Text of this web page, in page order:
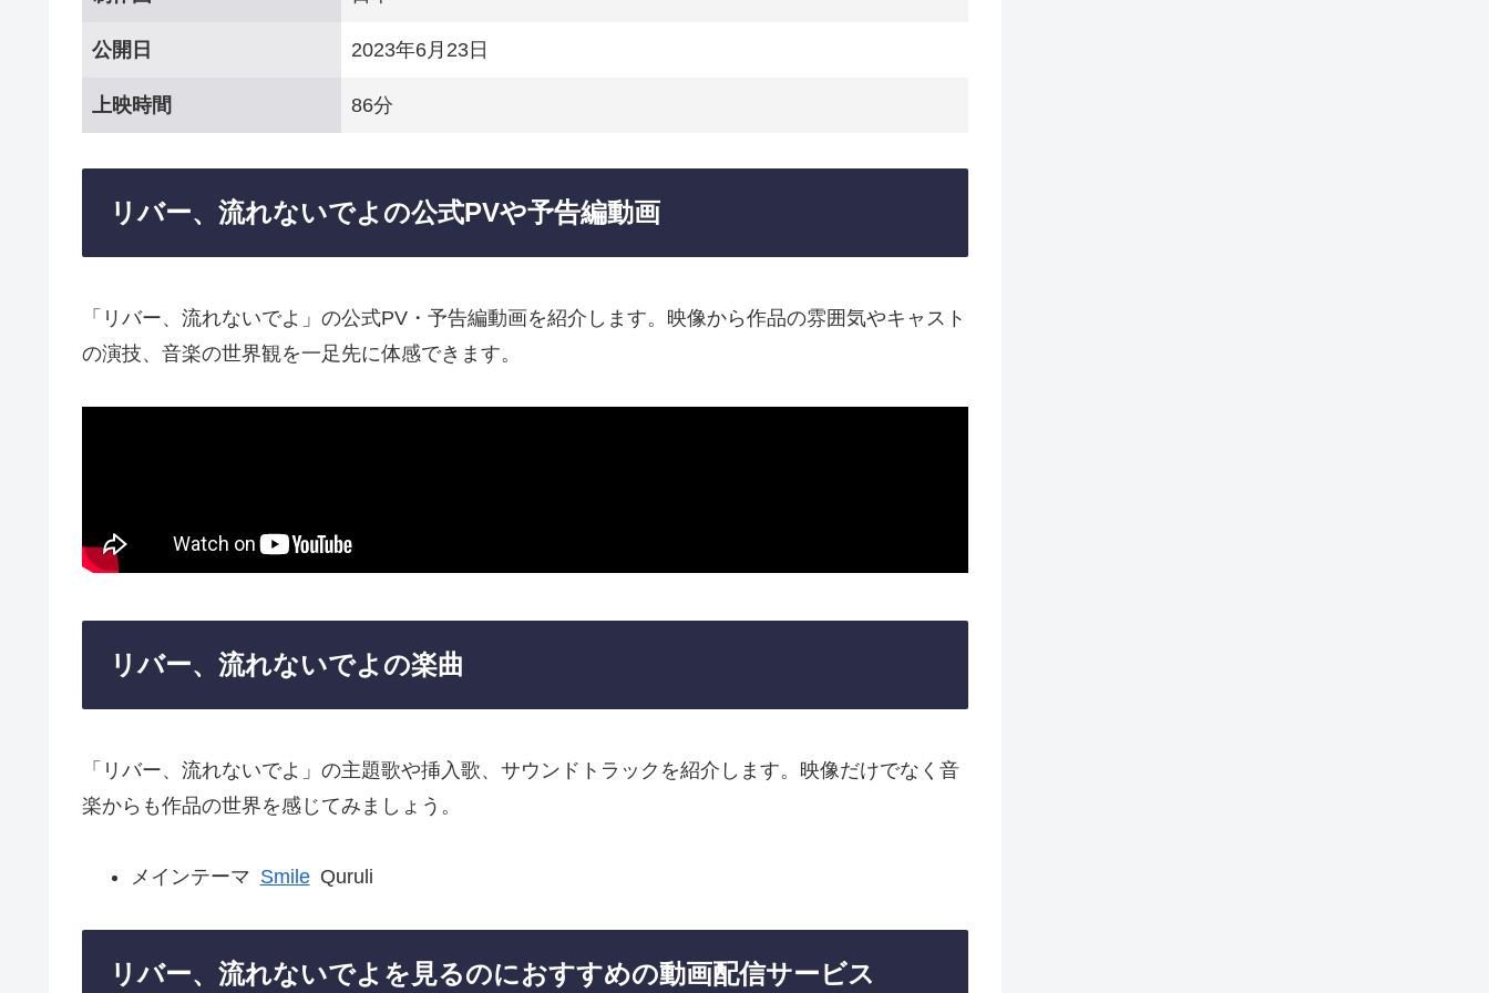
公開日 2023年6月23日
上映時間 86分
リバー、流れないでよの公式PVや予告編動画
「リバー、流れないでよ」の公式PV・予告編動画を紹介します。映像から作品の雰囲気やキャスト
の演技、音楽の世界観を一足先に体感できます。
リバー、流れないでよの楽曲
「リバー、流れないでよ」の主題歌や挿入歌、サウンドトラックを紹介します。映像だけでなく音
楽からも作品の世界を感じてみましょう。
メインテーマ Smile Quruli
リバー、流れないでよを見るのにおすすめの動画配信サービス